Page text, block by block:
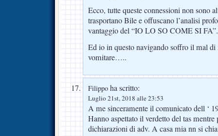
Ecco, tutte queste connessioni non sono
trasportano Bile e offuscano l’analisi
vantaggio del “IO LO SO COME SI FA”.
Ed io in questo navigando soffro il mal di
vomitare…..
Filippo ha scritto:
Luglio 21st, 2018 alle 23:53
A me sinceramente il comunicato dell ‘
Hanno aspettato il verdetto del tas
dichiarazioni di adv. A casa mia nn si